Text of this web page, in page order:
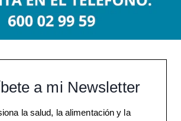
a mi Newsletter
la salud, la alimentación y la